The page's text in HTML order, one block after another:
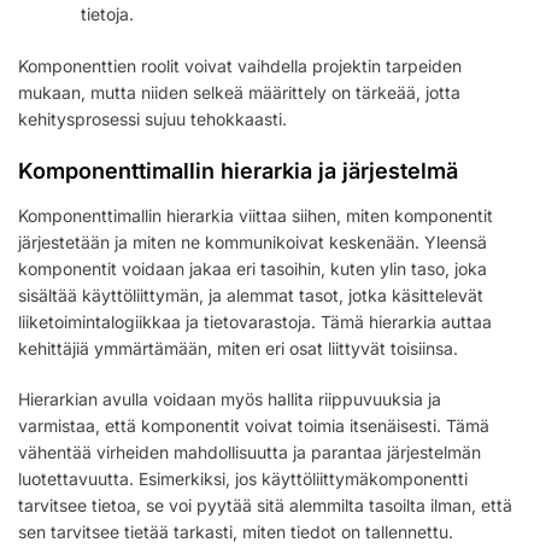
tietoja.
Komponenttien roolit voivat vaihdella projektin tarpeiden
mukaan, mutta niiden selkeä määrittely on tärkeää, jotta
kehitysprosessi sujuu tehokkaasti.
Komponenttimallin hierarkia ja järjestelmä
Komponenttimallin hierarkia viittaa siihen, miten komponentit
järjestetään ja miten ne kommunikoivat keskenään. Yleensä
komponentit voidaan jakaa eri tasoihin, kuten ylin taso, joka
sisältää käyttöliittymän, ja alemmat tasot, jotka käsittelevät
liiketoimintalogiikkaa ja tietovarastoja. Tämä hierarkia auttaa
kehittäjiä ymmärtämään, miten eri osat liittyvät toisiinsa.
Hierarkian avulla voidaan myös hallita riippuvuuksia ja
varmistaa, että komponentit voivat toimia itsenäisesti. Tämä
vähentää virheiden mahdollisuutta ja parantaa järjestelmän
luotettavuutta. Esimerkiksi, jos käyttöliittymäkomponentti
tarvitsee tietoa, se voi pyytää sitä alemmilta tasoilta ilman, että
sen tarvitsee tietää tarkasti, miten tiedot on tallennettu.